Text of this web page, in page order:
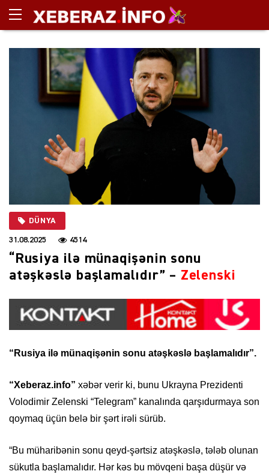
DÜNYA
31.08.2025 4514
“Rusiya ilə münaqişənin sonu
atəşkəslə başlamalıdır” – Zelenski
“Rusiya ilə münaqişənin sonu atəşkəslə başlamalıdır”.
“Xeberaz.info” xəbər verir ki, bunu Ukrayna Prezidenti
Volodimir Zelenski “Telegram” kanalında qarşıdurmaya son
qoymaq üçün belə bir şərt irəli sürüb.
“Bu müharibənin sonu qeyd-şərtsiz atəşkəslə, tələb olunan
sükutla başlamalıdır. Hər kəs bu mövqeni başa düşür və